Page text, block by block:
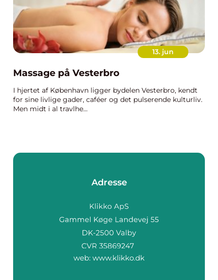
13. jun
Massage på Vesterbro
I hjertet af København ligger bydelen Vesterbro, kendt
for sine livlige gader, caféer og det pulserende kulturliv.
Men midt i al travlhe...
Adresse
web: www.klikko.dk